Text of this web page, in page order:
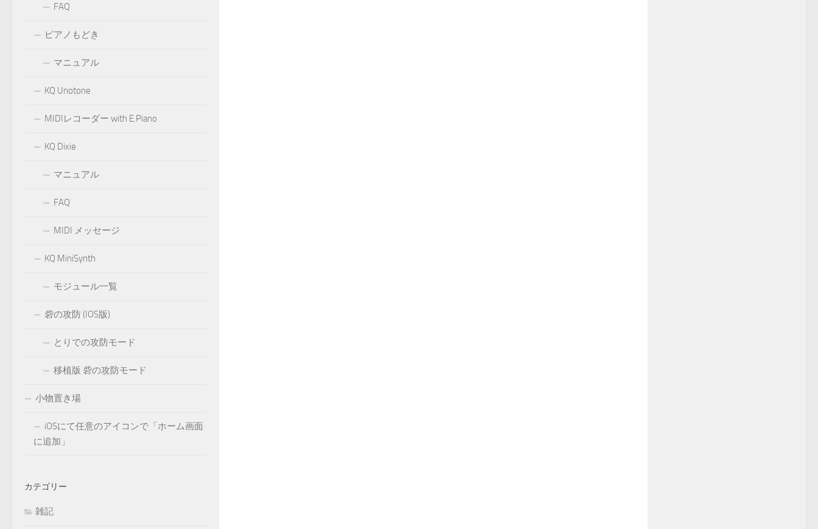
FAQ
ピアノもどき
マニュアル
KQ Unotone
MIDIレコーダー with E.Piano
KQ Dixie
マニュアル
FAQ
MIDI メッセージ
KQ MiniSynth
モジュール一覧
砦の攻防 (IOS版)
とりでの攻防モード
移植版 砦の攻防モード
小物置き場
iOSにて任意のアイコンで「ホーム画面
に追加」
カテゴリー
雑記